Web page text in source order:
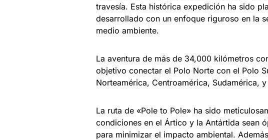
travesía. Esta histórica expedición ha sido
desarrollado con un enfoque riguroso en la
medio ambiente.
La aventura de más de 34,000 kilómetros
objetivo conectar el Polo Norte con el Polo
Norteamérica, Centroamérica, Sudamérica,
La ruta de «Pole to Pole» ha sido
condiciones en el Ártico y la Antártida sean
para minimizar el impacto ambiental.